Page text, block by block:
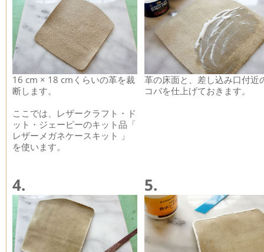
16 cm × 18 cmくらいの革を裁
断します。
ここでは、レザークラフト・ド
ット・ジェーピーのキット品「
レザーメガネケースキット 」
を使います。
革の床面と、差し込み口付近
コバを仕上げておきます。
4. 5.